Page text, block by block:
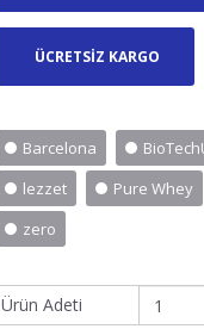
ÜCRETSİZ KARGO
Barcelona
lezzet
Pure Whey
zero
Ürün Adeti